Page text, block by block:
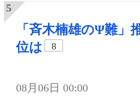
「斉木楠雄のΨ難」
位は
8
08月06日 00:00